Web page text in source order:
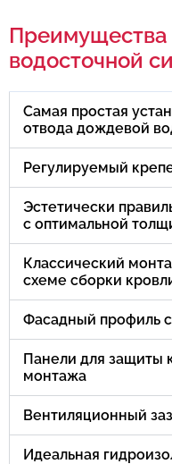
Преимущества
водосточной
Самая простая
отвода дождевой
Регулируемый
Эстетически
с оптимальной
Классический
схеме сборки
Фасадный профиль
Панели для защиты
монтажа
Вентиляционный
Идеальная